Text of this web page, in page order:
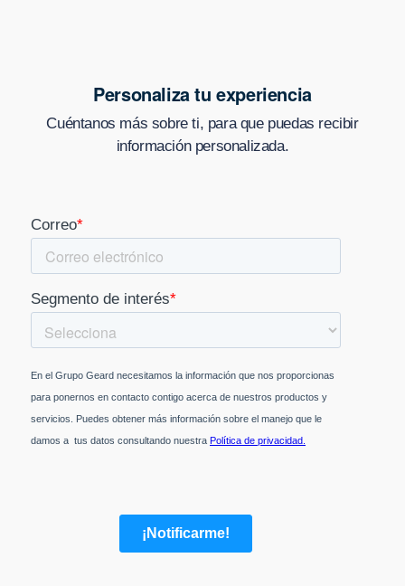
Personaliza tu experiencia
Cuéntanos más sobre ti, para que puedas recibir
información personalizada.